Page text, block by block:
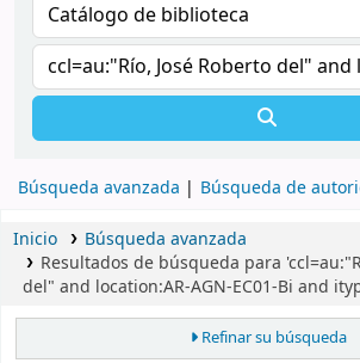
Búsqueda avanzada Búsqueda de
Inicio
Búsqueda avanzada
Resultados de búsqueda para
del" and location:AR-AGN-EC01-Bi and
Refinar su búsqueda